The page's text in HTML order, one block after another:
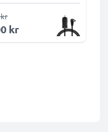
kr